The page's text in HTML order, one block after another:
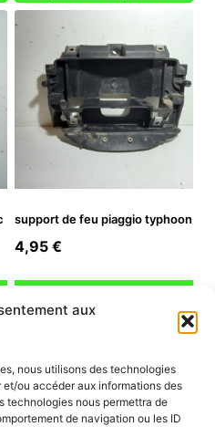
aux
nous utilisons des technologies
ou accéder aux informations des
technologies nous permettra de
de navigation ou les ID
support de feu piaggio typhoon
4,95 €